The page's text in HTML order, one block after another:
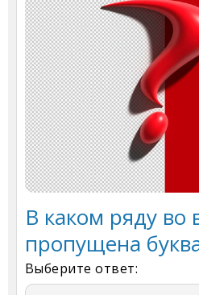
В каком ряду во
пропущена
Выберите ответ: